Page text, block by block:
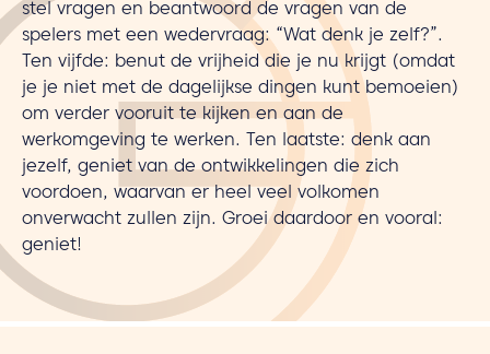
stel vragen en beantwoord de vragen van de
spelers met een wedervraag: “Wat denk je zelf?”.
Ten vijfde: benut de vrijheid die je nu krijgt (omdat
je je niet met de dagelijkse dingen kunt bemoeien)
om verder vooruit te kijken en aan de
werkomgeving te werken. Ten laatste: denk aan
jezelf, geniet van de ontwikkelingen die zich
voordoen, waarvan er heel veel volkomen
onverwacht zullen zijn. Groei daardoor en vooral:
geniet!